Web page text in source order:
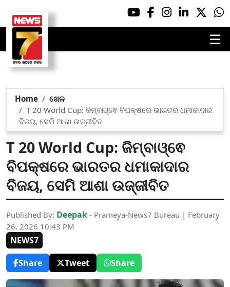
☰
Home
ଖେଳ
T 20 World Cup: ଜିମ୍ବାଓ୍ଵେ ବିପକ୍ଷରେ ଭାରତର ଧମାକାଦାର
ବିଜୟ, ସେମି ଆଶା ଉଜ୍ଜୀବିତ
T 20 World Cup: ଜିମ୍ବାଓ୍ଵେ
ବିପକ୍ଷରେ ଭାରତର ଧମାକାଦାର
ବିଜୟ, ସେମି ଆଶା ଉଜ୍ଜୀବିତ
Published By: Deepak - Prameya-News7 Bureau | February
26, 2026 10:43 PM
NEWS7
Share
Tweet Share